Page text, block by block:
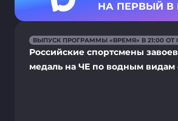
НА ПЕРВЫЙ В
ВЫПУСК ПРОГРАММЫ «ВРЕМЯ» В 21:00 ОТ
Российские спортсмены
медаль на ЧЕ по водным видам